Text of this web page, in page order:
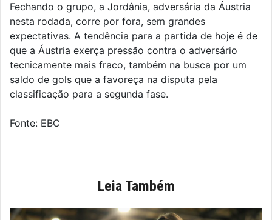
Fechando o grupo, a Jordânia, adversária da Áustria
nesta rodada, corre por fora, sem grandes
expectativas. A tendência para a partida de hoje é de
que a Áustria exerça pressão contra o adversário
tecnicamente mais fraco, também na busca por um
saldo de gols que a favoreça na disputa pela
classificação para a segunda fase.
Fonte: EBC
Leia Também